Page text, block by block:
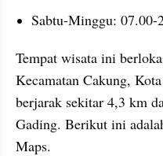
Sabtu-Minggu: 07.00-
Tempat wisata ini
Kecamatan Cakung,
berjarak sekitar 4,3 km
Gading. Berikut ini
Maps.